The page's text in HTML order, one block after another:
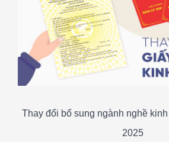
Kế toán – Thuế
Dịch vụ doanh
Image
Thay đổi bổ sung ngành nghề
2025